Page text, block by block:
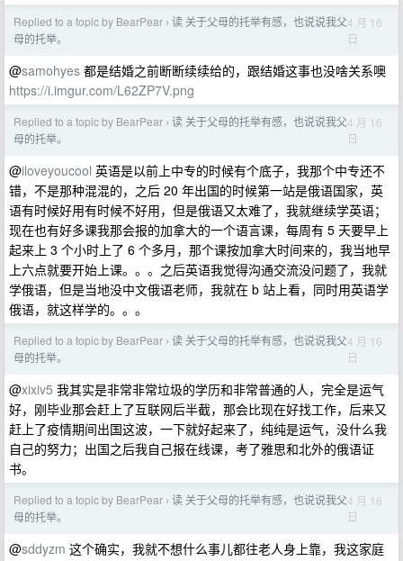
Replied to a topic by BearPear › 读 关于父母的托举有感，也说说我父
母的托举。
4 月 16
日
@samohyes 都是结婚之前断断续续给的，跟结婚这事也没啥关系噢
https://i.imgur.com/L62ZP7V.png
Replied to a topic by BearPear › 读 关于父母的托举有感，也说说我父
母的托举。
4 月 16
日
@iloveyoucool 英语是以前上中专的时候有个底子，我那个中专还不
错，不是那种混混的，之后 20 年出国的时候第一站是俄语国家，英
语有时候好用有时候不好用，但是俄语又太难了，我就继续学英语；
现在也有好多课我那会报的加拿大的一个语言课，每周有 5 天要早上
起来上 3 个小时上了 6 个多月，那个课按加拿大时间来的，我当地早
上六点就要开始上课。。。之后英语我觉得沟通交流没问题了，我就
学俄语，但是当地没中文俄语老师，我就在 b 站上看，同时用英语学
俄语，就这样学的。。。
Replied to a topic by BearPear › 读 关于父母的托举有感，也说说我父
母的托举。
4 月 16
日
@xixiv5 我其实是非常非常垃圾的学历和非常普通的人，完全是运气
好，刚毕业那会赶上了互联网后半截，那会比现在好找工作，后来又
赶上了疫情期间出国这波，一下就好起来了，纯纯是运气，没什么我
自己的努力；出国之后我自己报在线课，考了雅思和北外的俄语证
书。
Replied to a topic by BearPear › 读 关于父母的托举有感，也说说我父
母的托举。
4 月 16
日
@sddyzm 这个确实，我就不想什么事儿都往老人身上靠，我这家庭